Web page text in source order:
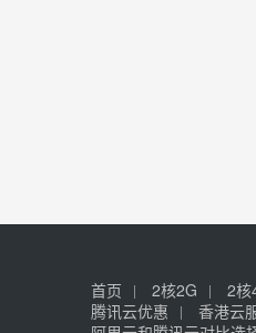
首页 2核2G 2核
腾讯云优惠
香港云